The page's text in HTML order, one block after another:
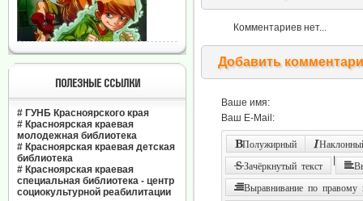
ПОЛЕЗНЫЕ ССЫЛКИ
# ГУНБ Красноярского края
# Красноярская краевая
молодежная библиотека
# Красноярская краевая детская
библиотека
# Красноярская краевая
специальная библиотека - центр
социокультурной реабилитации
Комментариев нет...
Добавить
Ваше имя:
Ваш E-Mail:
Полужирный
Зачёркнутый текст
Выравнивание по правому